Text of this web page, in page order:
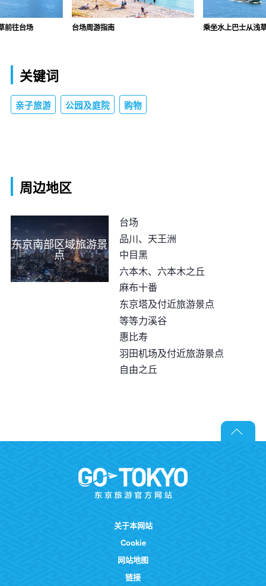
前往台场 台场周游指南 乘坐水上巴士从浅
关键词
亲子旅游 公园及庭院 购物
周边地区
东京南部区域旅游景
点
台场
品川、天王洲
中目黑
六本木、六本木之丘
麻布十番
东京塔及付近旅游景点
等等力溪谷
惠比寿
羽田机场及付近旅游景点
自由之丘
关于本网站
Cookie
网站地图
链接